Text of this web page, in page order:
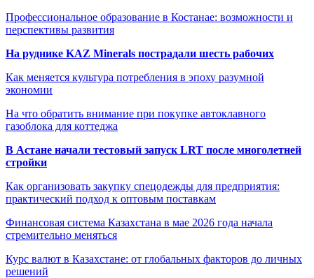
Профессиональное образование в Костанае: возможности и
перспективы развития
На руднике KAZ Minerals пострадали шесть рабочих
Как меняется культура потребления в эпоху разумной
экономии
На что обратить внимание при покупке автоклавного
газоблока для коттеджа
В Астане начали тестовый запуск LRT после многолетней
стройки
Как организовать закупку спецодежды для предприятия:
практический подход к оптовым поставкам
Финансовая система Казахстана в мае 2026 года начала
стремительно меняться
Курс валют в Казахстане: от глобальных факторов до личных
решений